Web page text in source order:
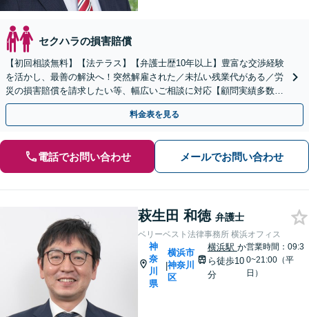
セクハラの損害賠償
【初回相談無料】【法テラス】【弁護士歴10年以上】豊富な交渉経験
を活かし、最善の解決へ！突然解雇された／未払い残業代がある／労
災の損害賠償を請求したい等、幅広いご相談に対応【顧問実績多数】
企業側の労務問題にも精通【日本大通り駅2分】
料金表を見る
電話でお問い合わせ メールでお問い合わせ
萩生田 和徳 弁護士
ベリーベスト法律事務所 横浜オフィス
神
奈
川
県
|
横浜市
神奈川
区
横浜駅 か
ら徒歩10
分
営業時間：09:3
0~21:00（平
日）